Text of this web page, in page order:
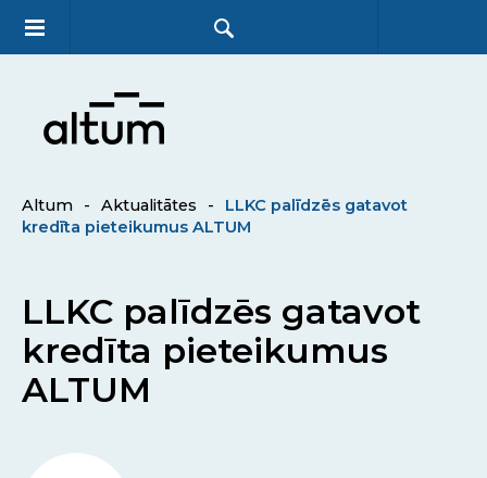
Altum - Aktualitātes -
LLKC palīdzēs gatavot
kredīta pieteikumus ALTUM
LLKC palīdzēs gatavot
kredīta pieteikumus
ALTUM